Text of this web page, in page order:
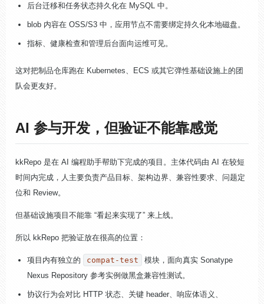
后台迁移和任务状态持久化在 MySQL 中。
blob 内容在 OSS/S3 中，应用节点不需要绑定持久化本地磁盘。
指标、健康检查和管理后台面向运维可见。
这对把制品仓库跑在 Kubernetes、ECS 或其它弹性基础设施上的团
队会更友好。
AI 参与开发，但验证不能靠感觉
kkRepo 是在 AI 编程助手帮助下完成的项目。主体代码由 AI 在较短
时间内完成，人主要负责产品目标、架构边界、兼容性要求、问题定
位和 Review。
但基础设施项目不能靠 “看起来实现了” 来上线。
所以 kkRepo 把验证放在很高的位置：
项目内有独立的 compat-test
模块，面向真实 Sonatype
Nexus Repository 参考实例做黑盒兼容性测试。
协议行为会对比 HTTP 状态、关键 header、响应体语义、